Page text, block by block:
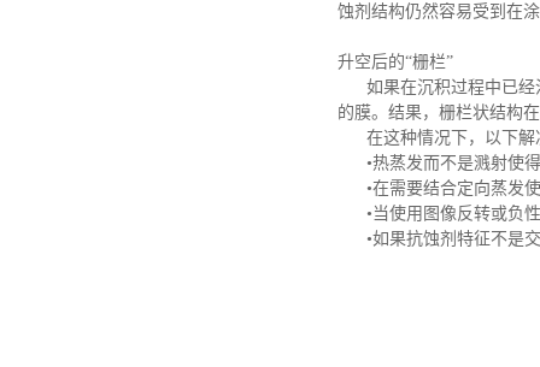
蚀剂结构仍然容易受到在
升空后的“栅栏”
如果在沉积过程中已
的膜。结果，栅栏状结构
在这种情况下，以下
•热蒸发而不是溅射使
•在需要结合定向蒸发
•当使用图像反转或负
•如果抗蚀剂特征不是